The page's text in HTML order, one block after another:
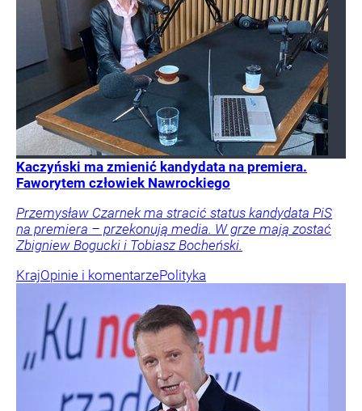
Kaczyński ma zmienić kandydata na premiera.
Faworytem człowiek Nawrockiego
Przemysław Czarnek ma stracić status kandydata PiS
na premiera – przekonują media. W grze mają zostać
Zbigniew Bogucki i Tobiasz Bocheński.
KrajOpinie i komentarzePolityka